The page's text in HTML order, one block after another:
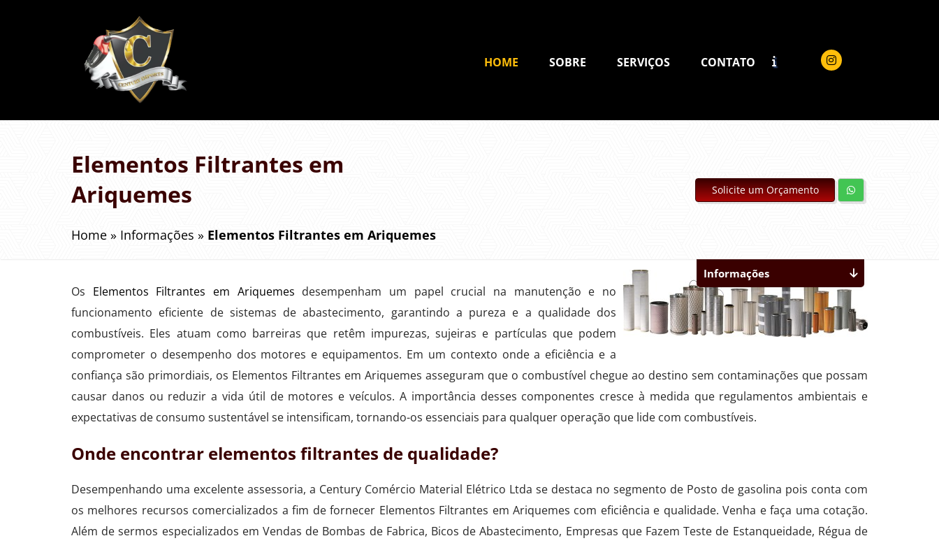
HOME SOBRE SERVIÇOS CONTATO
Elementos Filtrantes em
Ariquemes
Home » Informações » Elementos Filtrantes em Ariquemes
Solicite um Orçamento
Os Elementos Filtrantes em Ariquemes desempenham um papel crucial na manutenção e no
funcionamento eficiente de sistemas de abastecimento, garantindo a pureza e a qualidade dos
combustíveis. Eles atuam como barreiras que retêm impurezas, sujeiras e partículas que podem
comprometer o desempenho dos motores e equipamentos. Em um contexto onde a eficiência e a
confiança são primordiais, os Elementos Filtrantes em Ariquemes asseguram que o combustível chegue ao destino sem contaminações que possam
causar danos ou reduzir a vida útil de motores e veículos. A importância desses componentes cresce à medida que regulamentos ambientais e
expectativas de consumo sustentável se intensificam, tornando-os essenciais para qualquer operação que lide com combustíveis.
Onde encontrar elementos filtrantes de qualidade?
Desempenhando uma excelente assessoria, a Century Comércio Material Elétrico Ltda se destaca no segmento de Posto de gasolina pois conta com
os melhores recursos comercializados a fim de fornecer Elementos Filtrantes em Ariquemes com eficiência e qualidade. Venha e faça uma cotação.
Além de sermos especializados em Vendas de Bombas de Fabrica, Bicos de Abastecimento, Empresas que Fazem Teste de Estanqueidade, Régua de
Informações